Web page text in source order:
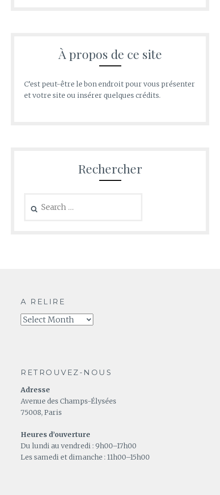
À propos de ce site
C’est peut-être le bon endroit pour vous présenter
et votre site ou insérer quelques crédits.
Rechercher
for:
A RELIRE
A
RETROUVEZ-NOUS
Adresse
Avenue des Champs-Élysées
75008, Paris
Heures d’ouverture
Du lundi au vendredi : 9h00–17h00
Les samedi et dimanche : 11h00–15h00